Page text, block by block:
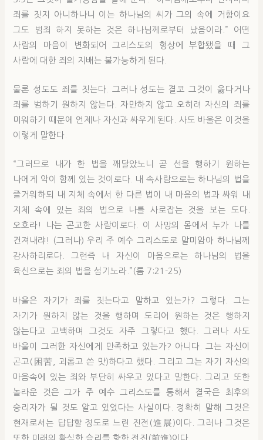
죄를 짓지 아니하나니 이는 하나님의 씨가 그의 속에 거함이요
그도 범죄 하지 못하는 것은 하나님께로부터 났음이라.” 어떤
사람의 마음이 변화되어 그리스도의 형상에 부합됐을 때 그
사람에 대한 죄의 지배는 불가능하게 된다.
물론 성도도 죄를 짓는다. 그러나 성도는 결코 그것이 옳다거나
죄를 범하기 원하지 않는다. 자만하지 않고 오히려 자신의 죄를
미워하기 때문에 언제나 자신과 싸우게 된다. 사도 바울은 이것을
이렇게 말한다.
“그러므로 내가 한 법을 깨달았노니 곧 선을 행하기 원하는
나에게 악이 함께 있는 것이로다. 내 속사람으로는 하나님의 법을
즐거워하되 내 지체 속에서 한 다른 법이 내 마음의 법과 싸워 내
지체 속에 있는 죄의 법으로 나를 사로잡는 것을 보는 도다.
오호라! 나는 곤고한 사람이로다. 이 사망의 몸에서 누가 나를
건져내랴! (그러나) 우리 주 예수 그리스도로 말미암아 하나님께
감사하리로다. 그런즉 내 자신이 마음으로는 하나님의 법을
육신으로는 죄의 법을 섬기노라.”(롬 7:21-25)
바울은 자기가 죄를 짓는다고 말하고 있는가? 그렇다. 그는
자기가 원하지 않는 것을 행하며 도리어 원하는 것은 행하지
않는다고 고백하며 그것도 자주 그렇다고 했다. 그러나 사도
바울이 그러한 자신에게 만족하고 있는가? 아니다. 그는 자신이
곤고(困苦, 괴롭고 쓴 맛)하다고 했다. 그리고 그는 자기 자신의
마음속에 있는 죄와 부단히 싸우고 있다고 말한다. 그리고 또한
놀라운 것은 그가 주 예수 그리스도를 통해서 결국은 최후의
승리자가 될 것도 알고 있었다는 사실이다. 정확히 말해 그것은
현재로서는 답답할 정도로 느린 진전(進展)이다. 그러나 그것은
또한 미래의 확실한 승리를 향한 전진(前進)이다.